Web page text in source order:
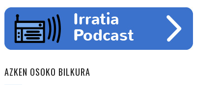
AZKEN OSOKO BILKURA